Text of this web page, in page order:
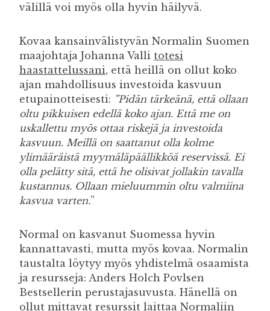
välillä voi myös olla hyvin häilyvä.
Kovaa kansainvälistyvän Normalin Suomen
maajohtaja Johanna Valli totesi
haastattelussani, että heillä on ollut koko
ajan mahdollisuus investoida kasvuun
etupainotteisesti: ”Pidän tärkeänä, että ollaan
oltu pikkuisen edellä koko ajan. Että me on
uskallettu myös ottaa riskejä ja investoida
kasvuun. Meillä on saattanut olla kolme
ylimääräistä myymäläpäällikköä reservissä. Ei
olla pelätty sitä, että he olisivat jollakin tavalla
kustannus. Ollaan mieluummin oltu valmiina
kasvua varten.”
Normal on kasvanut Suomessa hyvin
kannattavasti, mutta myös kovaa. Normalin
taustalta löytyy myös yhdistelmä osaamista
ja resursseja: Anders Holch Povlsen
Bestsellerin perustajasuvusta. Hänellä on
ollut mittavat resurssit laittaa Normaliin